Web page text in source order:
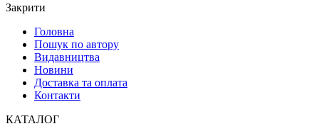
Закрити
Головна
Пошук по автору
Видавництва
Новини
Доставка та оплата
Контакти
КАТАЛОГ